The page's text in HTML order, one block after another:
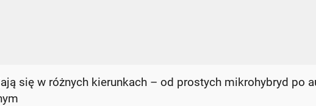
się w różnych kierunkach – od prostych mikrohybryd po